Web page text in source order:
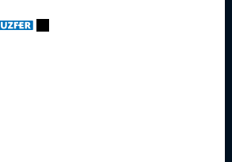
Reference